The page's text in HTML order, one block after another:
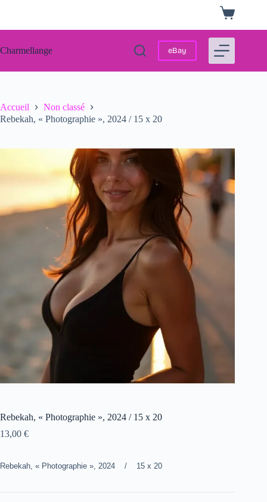
Panier
d’achat
Charmellange eBay
Accueil
Non classé
Rebekah, « Photographie », 2024 / 15 x 20
Rebekah, « Photographie », 2024 / 15 x 20
13,00 €
Rebekah, « Photographie », 2024 / 15 x 20